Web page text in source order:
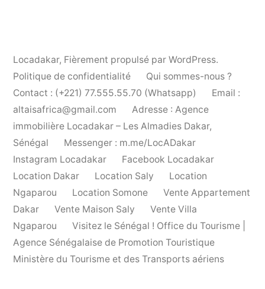
Locadakar, Fièrement propulsé par WordPress.
Politique de confidentialité
Qui sommes-nous ?
Contact : (+221) 77.555.55.70 (Whatsapp)
Email :
altaisafrica@gmail.com
Adresse : Agence
immobilière Locadakar – Les Almadies Dakar,
Sénégal
Messenger : m.me/LocADakar
Instagram Locadakar
Facebook Locadakar
Location Dakar
Location Saly
Location
Ngaparou
Location Somone
Vente Appartement
Dakar
Vente Maison Saly
Vente Villa
Ngaparou
Visitez le Sénégal ! Office du Tourisme |
Agence Sénégalaise de Promotion Touristique
Ministère du Tourisme et des Transports aériens